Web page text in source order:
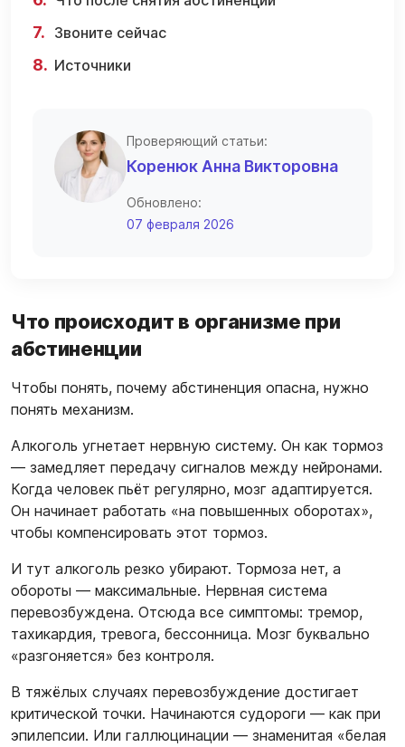
Звоните сейчас
Источники
Проверяющий статьи:
Коренюк Анна Викторовна
Обновлено:
07 февраля 2026
Что происходит в организме при
абстиненции
Чтобы понять, почему абстиненция опасна, нужно
понять механизм.
Алкоголь угнетает нервную систему. Он как тормоз
— замедляет передачу сигналов между нейронами.
Когда человек пьёт регулярно, мозг адаптируется.
Он начинает работать «на повышенных оборотах»,
чтобы компенсировать этот тормоз.
И тут алкоголь резко убирают. Тормоза нет, а
обороты — максимальные. Нервная система
перевозбуждена. Отсюда все симптомы: тремор,
тахикардия, тревога, бессонница. Мозг буквально
«разгоняется» без контроля.
В тяжёлых случаях перевозбуждение достигает
критической точки. Начинаются судороги — как при
эпилепсии. Или галлюцинации — знаменитая «белая